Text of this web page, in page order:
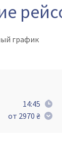
график
14:45
от 2970 ₴